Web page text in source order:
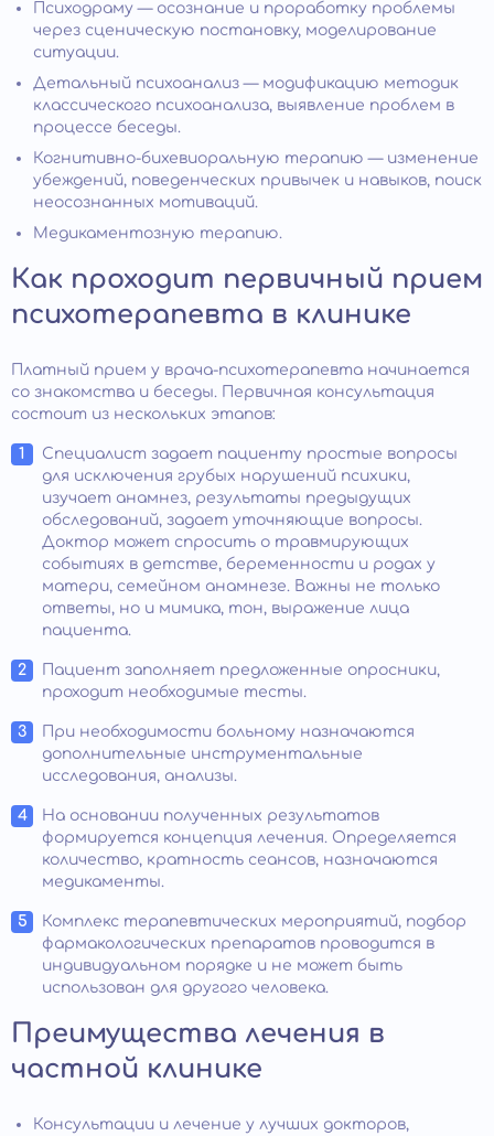
Психодраму — осознание и проработку проблемы
через сценическую постановку, моделирование
ситуации.
Детальный психоанализ — модификацию методик
классического психоанализа, выявление проблем в
процессе беседы.
Когнитивно-бихевиоральную терапию — изменение
убеждений, поведенческих привычек и навыков, поиск
неосознанных мотиваций.
Медикаментозную терапию.
Как проходит первичный прием
психотерапевта в клинике
Платный прием у врача-психотерапевта начинается
со знакомства и беседы. Первичная консультация
состоит из нескольких этапов:
Специалист задает пациенту простые вопросы
для исключения грубых нарушений психики,
изучает анамнез, результаты предыдущих
обследований, задает уточняющие вопросы.
Доктор может спросить о травмирующих
событиях в детстве, беременности и родах у
матери, семейном анамнезе. Важны не только
ответы, но и мимика, тон, выражение лица
пациента.
Пациент заполняет предложенные опросники,
проходит необходимые тесты.
При необходимости больному назначаются
дополнительные инструментальные
исследования, анализы.
На основании полученных результатов
формируется концепция лечения. Определяется
количество, кратность сеансов, назначаются
медикаменты.
Комплекс терапевтических мероприятий, подбор
фармакологических препаратов проводится в
индивидуальном порядке и не может быть
использован для другого человека.
Преимущества лечения в
частной клинике
Консультации и лечение у лучших докторов,